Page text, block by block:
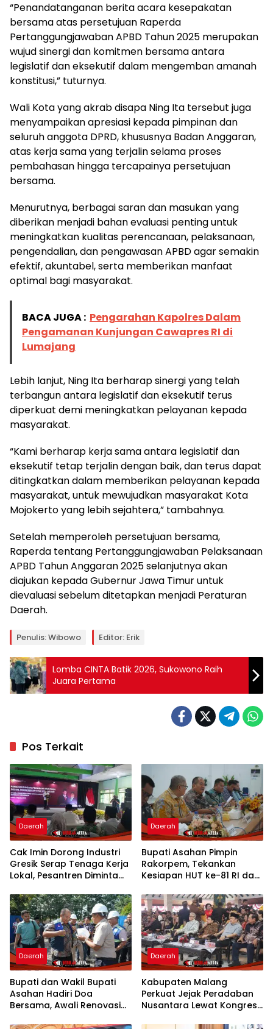
“Penandatanganan berita acara kesepakatan
bersama atas persetujuan Raperda
Pertanggungjawaban APBD Tahun 2025 merupakan
wujud sinergi dan komitmen bersama antara
legislatif dan eksekutif dalam mengemban amanah
konstitusi,” tuturnya.
Wali Kota yang akrab disapa Ning Ita tersebut juga
menyampaikan apresiasi kepada pimpinan dan
seluruh anggota DPRD, khususnya Badan Anggaran,
atas kerja sama yang terjalin selama proses
pembahasan hingga tercapainya persetujuan
bersama.
Menurutnya, berbagai saran dan masukan yang
diberikan menjadi bahan evaluasi penting untuk
meningkatkan kualitas perencanaan, pelaksanaan,
pengendalian, dan pengawasan APBD agar semakin
efektif, akuntabel, serta memberikan manfaat
optimal bagi masyarakat.
BACA JUGA : Pengarahan Kapolres Dalam
Pengamanan Kunjungan Cawapres RI di
Lumajang
Lebih lanjut, Ning Ita berharap sinergi yang telah
terbangun antara legislatif dan eksekutif terus
diperkuat demi meningkatkan pelayanan kepada
masyarakat.
“Kami berharap kerja sama antara legislatif dan
eksekutif tetap terjalin dengan baik, dan terus dapat
ditingkatkan dalam memberikan pelayanan kepada
masyarakat, untuk mewujudkan masyarakat Kota
Mojokerto yang lebih sejahtera,” tambahnya.
Setelah memperoleh persetujuan bersama,
Raperda tentang Pertanggungjawaban Pelaksanaan
APBD Tahun Anggaran 2025 selanjutnya akan
diajukan kepada Gubernur Jawa Timur untuk
dievaluasi sebelum ditetapkan menjadi Peraturan
Daerah.
Penulis: Wibowo Editor: Erik
Lomba CINTA Batik 2026, Sukowono Raih
Juara Pertama
Pos Terkait
Daerah
Cak Imin Dorong Industri
Gresik Serap Tenaga Kerja
Lokal, Pesantren Diminta
Daerah
Bupati Asahan Pimpin
Rakorpem, Tekankan
Kesiapan HUT ke-81 RI dan
Prioritas 2027
Daerah
Bupati dan Wakil Bupati
Asahan Hadiri Doa
Bersama, Awali Renovasi
Daerah
Kabupaten Malang
Perkuat Jejak Peradaban
Nusantara Lewat Kongres